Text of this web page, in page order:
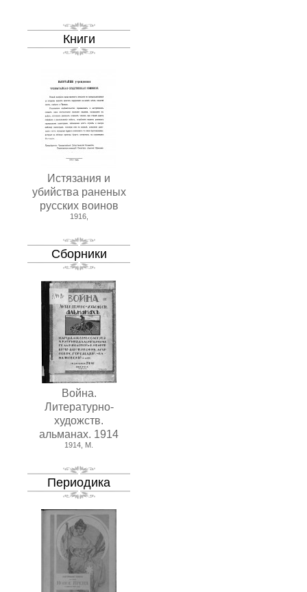
Книги
Истязания и
убийства раненых
русских воинов
1916,
Сборники
Война.
Литературно-
художств.
альманах. 1914
1914, М.
Периодика